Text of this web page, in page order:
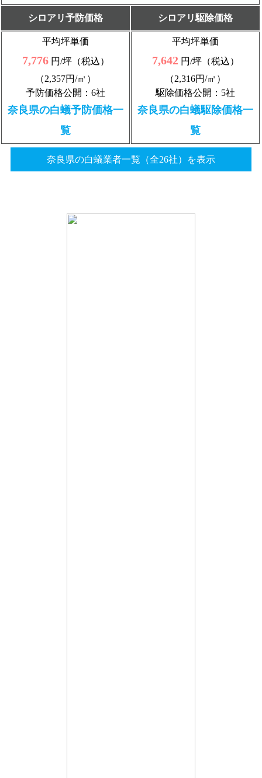
シロアリ予防価格 シロアリ駆除価格
平均坪単価
7,776円/坪（税込）
（2,357円/㎡）
予防価格公開：6社
奈良県の白蟻予防価格一
覧
平均坪単価
7,642 円/坪（税込）
（2,316円/㎡）
駆除価格公開：5社
奈良県の白蟻駆除価格一
覧
奈良県の白蟻業者一覧（全26社）を表示